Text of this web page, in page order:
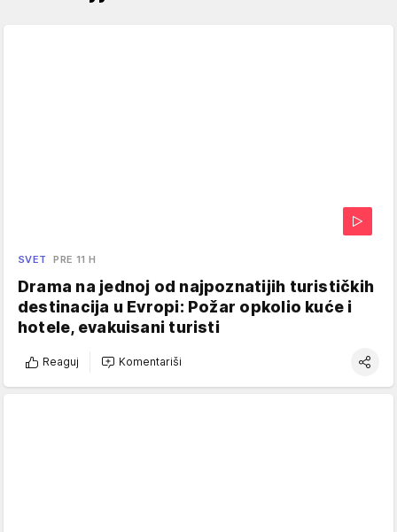
SVET PRE 11 H
Drama na jednoj od najpoznatijih turističkih
destinacija u Evropi: Požar opkolio kuće i
hotele, evakuisani turisti
Reaguj Komentariši